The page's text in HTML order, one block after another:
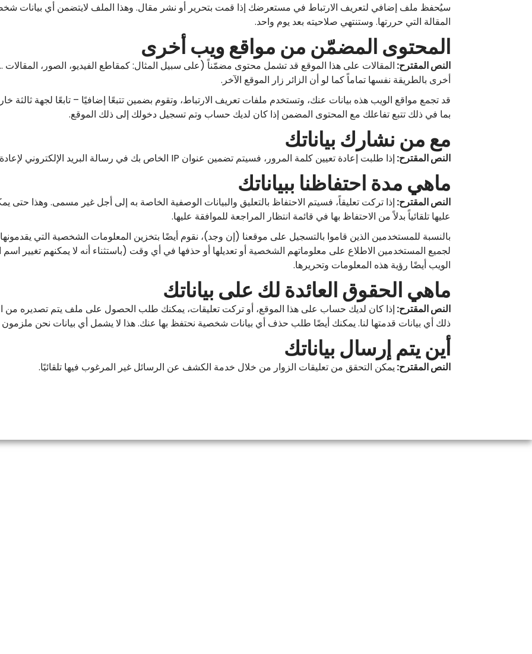
سيُحفظ ملف إضافي لتعريف الارتباط في مستعرضك إذا قمت بتحرير أو نشر مقال. وهذا الملف لايتضمن أي بيانات
المقالة التي حررتها. وستنتهي صلاحيته بعد يوم واحد.
المحتوى المضمّن من مواقع ويب أخرى
النص المقترح: المقالات على هذا الموقع قد تشمل محتوى مضمّناً (على سبيل المثال: كمقاطع الفيديو، الصور،
أخرى بالطريقة نفسها تماماً كما لو أن الزائر زار الموقع الآخر.
قد تجمع مواقع الويب هذه بيانات عنك، وتستخدم ملفات تعريف الارتباط، وتقوم بضمين تتبعًا إضافيًا – تابعًا لجهة ثالثة
بما في ذلك تتبع تفاعلك مع المحتوى المضمن إذا كان لديك حساب وتم تسجيل دخولك إلى ذلك الموقع.
مع من نشارك بياناتك
النص المقترح:إذا طلبت إعادة تعيين كلمة المرور، فسيتم تضمين عنوان IP الخاص بك في رسالة البريد الإلكتروني لإعادة التعيين.
ماهي مدة احتفاظنا ببياناتك
النص المقترح:إذا تركت تعليقاً، فسيتم الاحتفاظ بالتعليق والبيانات الوصفية الخاصة به إلى أجل غير مسمى. وهذا حتى
عليها تلقائياً بدلاً من الاحتفاظ بها في قائمة انتظار المراجعة للموافقة عليها.
بالنسبة للمستخدمين الذين قاموا بالتسجيل على موقعنا (إن وجد)، نقوم أيضًا بتخزين المعلومات الشخصية التي
لجميع المستخدمين الاطلاع على معلوماتهم الشخصية أو تعديلها أو حذفها في أي وقت (باستثناء أنه لا يمكنهم تغيير
الويب أيضًا رؤية هذه المعلومات وتحريرها.
ماهي الحقوق العائدة لك على بياناتك
النص المقترح:إذا كان لديك حساب على هذا الموقع، أو تركت تعليقات، يمكنك طلب الحصول على ملف يتم تصديره من
ذلك أي بيانات قدمتها لنا. يمكنك أيضًا طلب حذف أي بيانات شخصية نحتفظ بها عنك. هذا لا يشمل أي بيانات نحن ملزمون
أين يتم إرسال بياناتك
النص المقترح:يمكن التحقق من تعليقات الزوار من خلال خدمة الكشف عن الرسائل غير المرغوب فيها تلقائيًا.